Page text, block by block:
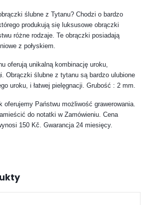
ślubne z Tytanu? Chodzi o bardzo
produkują się luksusowe obrączki
różne rodzaje. Te obrączki posiadają
z połyskiem.
oferują unikalną kombinację uroku,
Obrączki ślubne z tytanu są bardzo ulubione
uroku, i łatwej pielęgnacji. Grubość : 2 mm.
oferujemy Państwu możliwość grawerowania.
do notatki w Zamówieniu. Cena
150 Kč. Gwarancja 24 miesięcy.